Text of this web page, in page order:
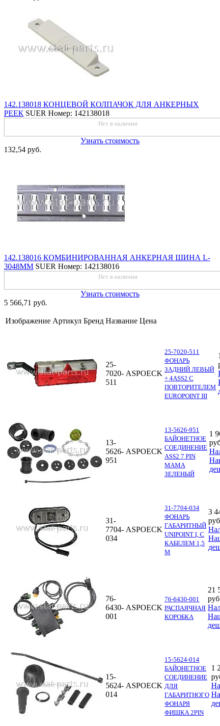
142.138018 КОНЦЕВОЙ КОЛПАЧОК ДЛЯ АНКЕРНЫХ
РЕЕК SUER Номер: 142138018
Нет в наличии
Узнать стоимость
132,54 руб.
142.138016 КОМБИНИРОВАННАЯ АНКЕРНАЯ ШИНА L-
3048ММ SUER Номер: 142138016
Нет в наличии
Узнать стоимость
5 566,71 руб.
Изображение Артикул Бренд Название Цена
25-
7020-
511
ASPOECK
25-7020-511
ФОНАРЬ
ЗАДНИЙ ЛЕВЫЙ
+ 4ASS2 С
ПОВТОРИТЕЛЕМ
EUROPOINT III
13-
5626-
951
ASPOECK
13-5626-951
БАЙОНЕТНОЕ
СОЕДИНЕНИЕ
ASS2 7 PIN
МАМА
ЗЕЛЕНЫЙ
1
31-
7704-
034
ASPOECK
31-7704-034
ФОНАРЬ
ГАБАРИТНЫЙ
UNIPOINT I, С
КАБЕЛЕМ 1,5
М
3
76-
6430-
001
ASPOECK
76-6430-001
РАСПАЯЧНАЯ
КОРОБКА
21
15-
5624-
014
ASPOECK
15-5624-014
БАЙОНЕТНОЕ
СОЕДИНЕНИЕ
ДЛЯ
ГАБАРИТНОГО
ФОНАРЯ
ФИШКА 2PIN
1